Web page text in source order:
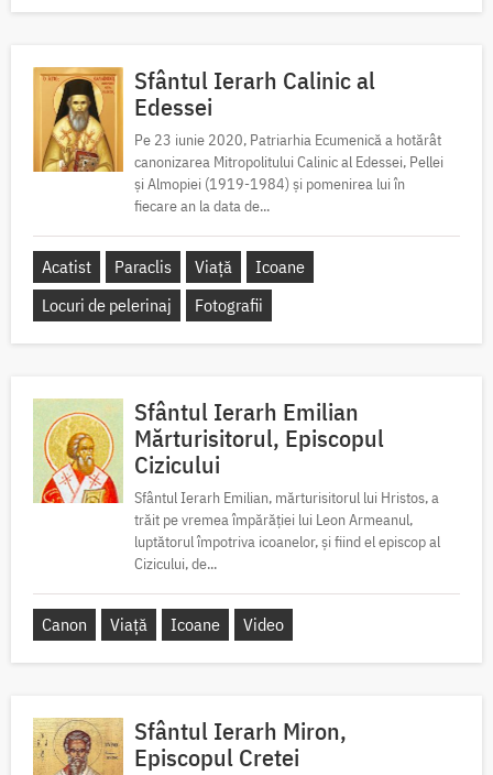
Sfântul Ierarh Calinic al
Edessei
Pe 23 iunie 2020, Patriarhia Ecumenică a hotărât
canonizarea Mitropolitului Calinic al Edessei, Pellei
și Almopiei (1919-1984) și pomenirea lui în
fiecare an la data de...
Acatist Paraclis Viață
Icoane
Locuri de pelerinaj
Fotografii
Sfântul Ierarh Emilian
Mărturisitorul, Episcopul
Cizicului
Sfântul Ierarh Emilian, mărturisitorul lui Hristos, a
trăit pe vremea împărăției lui Leon Armeanul,
luptătorul împotriva icoanelor, și fiind el episcop al
Cizicului, de...
Canon Viață Icoane Video
Sfântul Ierarh Miron,
Episcopul Cretei